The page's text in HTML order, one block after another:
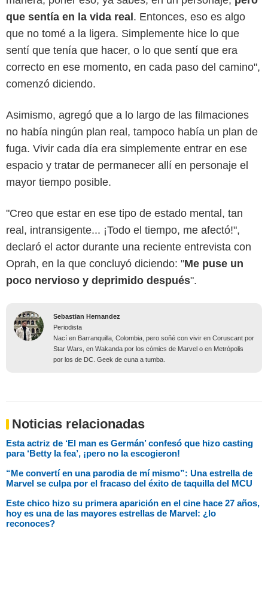
que sentía en la vida real . Entonces, eso es algo
que no tomé a la ligera. Simplemente hice lo que
sentí que tenía que hacer, o lo que sentí que era
correcto en ese momento, en cada paso del camino",
comenzó diciendo.
Asimismo, agregó que a lo largo de las filmaciones
no había ningún plan real, tampoco había un plan de
fuga. Vivir cada día era simplemente entrar en ese
espacio y tratar de permanecer allí en personaje el
mayor tiempo posible.
"Creo que estar en ese tipo de estado mental, tan
real, intransigente... ¡Todo el tiempo, me afectó!",
declaró el actor durante una reciente entrevista con
Oprah, en la que concluyó diciendo: "Me puse un
poco nervioso y deprimido después".
Sebastian Hernandez
Periodista
Nací en Barranquilla, Colombia, pero soñé con vivir en Coruscant por
Star Wars, en Wakanda por los cómics de Marvel o en Metrópolis
por los de DC. Geek de cuna a tumba.
Noticias relacionadas
Esta actriz de ‘El man es Germán’ confesó que hizo casting
para ‘Betty la fea’, ¡pero no la escogieron!
“Me convertí en una parodia de mí mismo”: Una estrella de
Marvel se culpa por el fracaso del éxito de taquilla del MCU
Este chico hizo su primera aparición en el cine hace 27 años,
hoy es una de las mayores estrellas de Marvel: ¿lo
reconoces?